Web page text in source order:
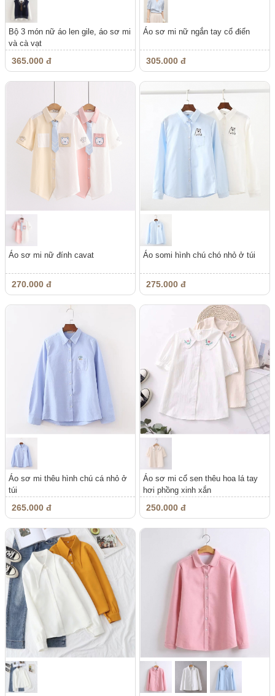
Bộ 3 món nữ áo len gile, áo sơ mi
và cà vạt
365.000 đ
Áo sơ mi nữ ngắn tay cổ điển
305.000 đ
Áo sơ mi nữ đính cavat
270.000 đ
Áo somi hình chú chó nhỏ ở túi
275.000 đ
Áo sơ mi thêu hình chú cá nhỏ ở
túi
265.000 đ
Áo sơ mi cổ sen thêu hoa lá tay
hơi phồng xinh xắn
250.000 đ